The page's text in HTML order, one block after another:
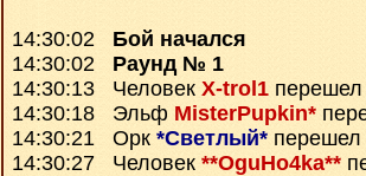
14:30:02 Бой начался
14:30:02 Раунд № 1
14:30:13 Человек X-trol1 перешел
14:30:18 Эльф MisterPupkin*
14:30:21 Орк *Светлый* перешел
14:30:27 Человек **OguHo4ka**